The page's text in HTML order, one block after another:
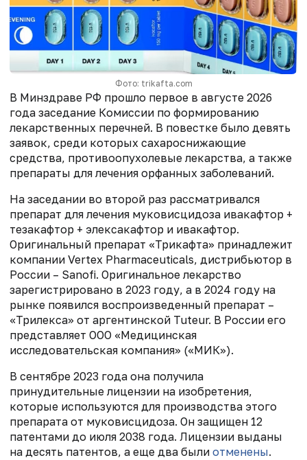
Фото: trikafta.com
В Минздраве РФ прошло первое в августе 2026
года заседание Комиссии по формированию
лекарственных перечней. В повестке было девять
заявок, среди которых сахароснижающие
средства, противоопухолевые лекарства, а также
препараты для лечения орфанных заболеваний.
На заседании во второй раз рассматривался
препарат для лечения муковисцидоза ивакафтор +
тезакафтор + элексакафтор и ивакафтор.
Оригинальный препарат «Трикафта» принадлежит
компании Vertex Pharmaceuticals, дистрибьютор в
России – Sanofi. Оригинальное лекарство
зарегистрировано в 2023 году, а в 2024 году на
рынке появился воспроизведенный препарат –
«Трилекса» от аргентинской Tuteur. В России его
представляет ООО «Медицинская
исследовательская компания» («МИК»).
В сентябре 2023 года она получила
принудительные лицензии на изобретения,
которые используются для производства этого
препарата от муковисцидоза. Он защищен 12
патентами до июля 2038 года. Лицензии выданы
на десять патентов, а еще два были отменены.